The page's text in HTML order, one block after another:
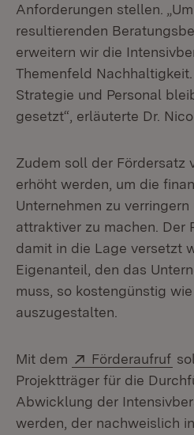
Anforderungen stellen.
resultierenden
erweitern wir die
Themenfeld
Strategie und Personal
gesetzt“, erläuterte Dr.
Zudem soll der Fördersatz
erhöht werden, um die
Unternehmen zu
attraktiver zu machen. Der
damit in die Lage versetzt
Eigenanteil, den das
muss, so kostengünstig
auszugestalten.
Mit dem Extern:
Förderaufruf
Projektträger für die
Abwicklung der
werden, der nachweislich